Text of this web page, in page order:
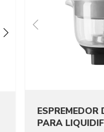
ESPREMEDOR
PARA